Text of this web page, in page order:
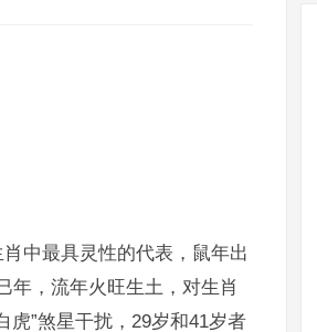
中最具灵性的代表，鼠年出
年，流年火旺生土，对生肖
虎”煞星干扰，29岁和41岁者